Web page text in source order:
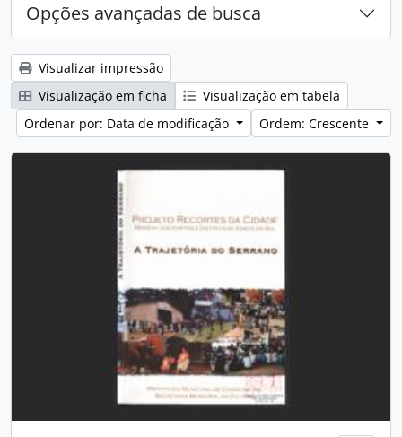
Opções avançadas de busca
Visualizar impressão
Visualização em ficha
Visualização em tabela
Ordenar por: Data de modificação
Ordem: Crescente